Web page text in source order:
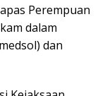
Perempuan
dalam
dan